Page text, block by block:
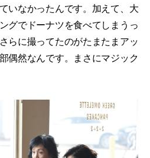
いなかったんです。加えて、大
グでドーナツを食べてしまうっ
らに撮ってたのがたまたまアッ
偶然なんです。まさにマジック